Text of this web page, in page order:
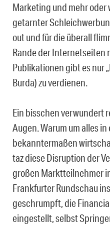
Marketing und mehr
getarnter
out und für die überall
Rande der Internetseiten
Publikationen gibt es nur
Burda) zu verdienen.
Ein bisschen verwundert
Augen. Warum um alles
bekanntermaßen
taz diese Disruption der
großen Marktteilnehmer
Frankfurter Rundschau
geschrumpft, die
eingestellt, selbst